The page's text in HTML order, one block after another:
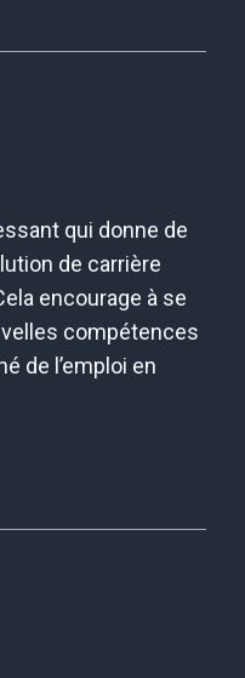
qui donne de
de carrière
encourage à se
compétences
de l’emploi en